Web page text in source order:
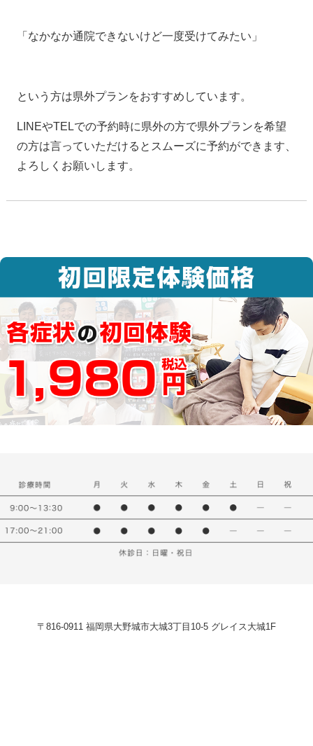
「なかなか通院できないけど一度受けてみたい」
という方は県外プランをおすすめしています。
LINEやTELでの予約時に県外の方で県外プランを希望
の方は言っていただけるとスムーズに予約ができます、
よろしくお願いします。
〒816-0911 福岡県大野城市大城3丁目10-5 グレイス大城1F